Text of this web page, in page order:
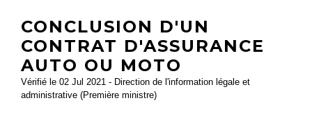
CONCLUSION D'UN
CONTRAT D'ASSURANCE
AUTO OU MOTO
Vérifié le 02 Jul 2021 - Direction de l'information légale et
administrative (Première ministre)